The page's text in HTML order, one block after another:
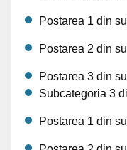
Postarea 1 din
Postarea 2 din
Postarea 3 din
Subcategoria 3
Postarea 1 din